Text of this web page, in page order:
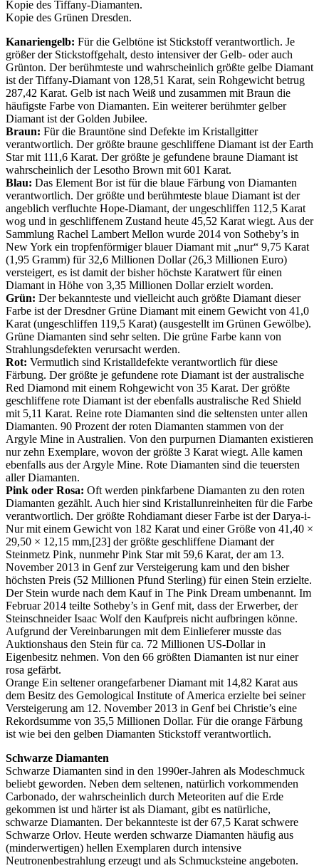
Kopie des Tiffany-Diamanten.
Kopie des Grünen Dresden.
Kanariengelb: Für die Gelbtöne ist Stickstoff verantwortlich. Je
größer der Stickstoffgehalt, desto intensiver der Gelb- oder auch
Grünton. Der berühmteste und wahrscheinlich größte gelbe Diamant
ist der Tiffany-Diamant von 128,51 Karat, sein Rohgewicht betrug
287,42 Karat. Gelb ist nach Weiß und zusammen mit Braun die
häufigste Farbe von Diamanten. Ein weiterer berühmter gelber
Diamant ist der Golden Jubilee.
Braun: Für die Brauntöne sind Defekte im Kristallgitter
verantwortlich. Der größte braune geschliffene Diamant ist der Earth
Star mit 111,6 Karat. Der größte je gefundene braune Diamant ist
wahrscheinlich der Lesotho Brown mit 601 Karat.
Blau: Das Element Bor ist für die blaue Färbung von Diamanten
verantwortlich. Der größte und berühmteste blaue Diamant ist der
angeblich verfluchte Hope-Diamant, der ungeschliffen 112,5 Karat
wog und in geschliffenem Zustand heute 45,52 Karat wiegt. Aus der
Sammlung Rachel Lambert Mellon wurde 2014 von Sotheby’s in
New York ein tropfenförmiger blauer Diamant mit „nur“ 9,75 Karat
(1,95 Gramm) für 32,6 Millionen Dollar (26,3 Millionen Euro)
versteigert, es ist damit der bisher höchste Karatwert für einen
Diamant in Höhe von 3,35 Millionen Dollar erzielt worden.
Grün: Der bekannteste und vielleicht auch größte Diamant dieser
Farbe ist der Dresdner Grüne Diamant mit einem Gewicht von 41,0
Karat (ungeschliffen 119,5 Karat) (ausgestellt im Grünen Gewölbe).
Grüne Diamanten sind sehr selten. Die grüne Farbe kann von
Strahlungsdefekten verursacht werden.
Rot: Vermutlich sind Kristalldefekte verantwortlich für diese
Färbung. Der größte je gefundene rote Diamant ist der australische
Red Diamond mit einem Rohgewicht von 35 Karat. Der größte
geschliffene rote Diamant ist der ebenfalls australische Red Shield
mit 5,11 Karat. Reine rote Diamanten sind die seltensten unter allen
Diamanten. 90 Prozent der roten Diamanten stammen von der
Argyle Mine in Australien. Von den purpurnen Diamanten existieren
nur zehn Exemplare, wovon der größte 3 Karat wiegt. Alle kamen
ebenfalls aus der Argyle Mine. Rote Diamanten sind die teuersten
aller Diamanten.
Pink oder Rosa: Oft werden pinkfarbene Diamanten zu den roten
Diamanten gezählt. Auch hier sind Kristallunreinheiten für die Farbe
verantwortlich. Der größte Rohdiamant dieser Farbe ist der Darya-i-
Nur mit einem Gewicht von 182 Karat und einer Größe von 41,40 ×
29,50 × 12,15 mm,[23] der größte geschliffene Diamant der
Steinmetz Pink, nunmehr Pink Star mit 59,6 Karat, der am 13.
November 2013 in Genf zur Versteigerung kam und den bisher
höchsten Preis (52 Millionen Pfund Sterling) für einen Stein erzielte.
Der Stein wurde nach dem Kauf in The Pink Dream umbenannt. Im
Februar 2014 teilte Sotheby’s in Genf mit, dass der Erwerber, der
Steinschneider Isaac Wolf den Kaufpreis nicht aufbringen könne.
Aufgrund der Vereinbarungen mit dem Einlieferer musste das
Auktionshaus den Stein für ca. 72 Millionen US-Dollar in
Eigenbesitz nehmen. Von den 66 größten Diamanten ist nur einer
rosa gefärbt.
Orange Ein seltener orangefarbener Diamant mit 14,82 Karat aus
dem Besitz des Gemological Institute of America erzielte bei seiner
Versteigerung am 12. November 2013 in Genf bei Christie’s eine
Rekordsumme von 35,5 Millionen Dollar. Für die orange Färbung
ist wie bei den gelben Diamanten Stickstoff verantwortlich.
Schwarze Diamanten
Schwarze Diamanten sind in den 1990er-Jahren als Modeschmuck
beliebt geworden. Neben dem seltenen, natürlich vorkommenden
Carbonado, der wahrscheinlich durch Meteoriten auf die Erde
gekommen ist und härter ist als Diamant, gibt es natürliche,
schwarze Diamanten. Der bekannteste ist der 67,5 Karat schwere
Schwarze Orlov. Heute werden schwarze Diamanten häufig aus
(minderwertigen) hellen Exemplaren durch intensive
Neutronenbestrahlung erzeugt und als Schmucksteine angeboten.